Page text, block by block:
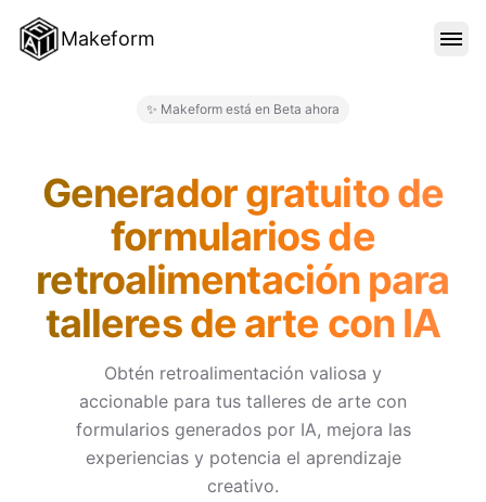
Makeform
PRECIOS
INICIAR SESIÓN
✨ Makeform está en Beta ahora
Generador gratuito de
formularios de
retroalimentación para
talleres de arte con IA
Obtén retroalimentación valiosa y
accionable para tus talleres de arte con
formularios generados por IA, mejora las
experiencias y potencia el aprendizaje
creativo.